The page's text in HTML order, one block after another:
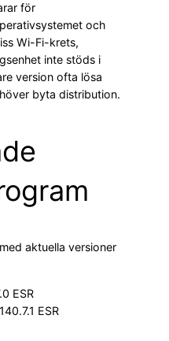
för
och
Wi-Fi-krets,
inte stöds i
version ofta lösa
byta distribution.
aktuella versioner
ESR
ESR